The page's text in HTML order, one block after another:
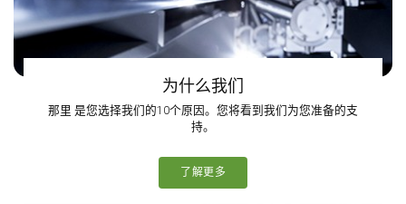
为什么我们
那里 是您选择我们的10个原因。您将看到我们为您准备的支
持。
了解更多